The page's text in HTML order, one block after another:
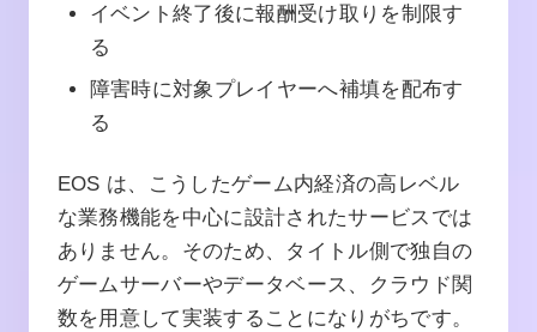
イベント終了後に報酬受け取りを制限す
る
障害時に対象プレイヤーへ補填を配布す
る
EOS は、こうしたゲーム内経済の高レベル
な業務機能を中心に設計されたサービスでは
ありません。そのため、タイトル側で独自の
ゲームサーバーやデータベース、クラウド関
数を用意して実装することになりがちです。